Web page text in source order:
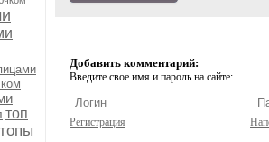
топ
топы
Добавить комментарий:
Введите свое имя и пароль на сайте:
Регистрация